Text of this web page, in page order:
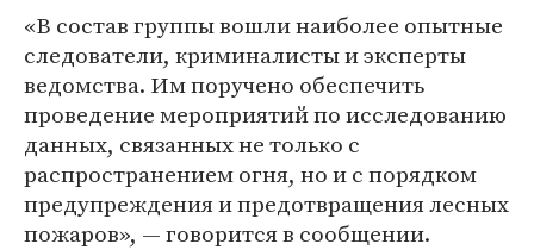
«В состав группы вошли наиболее опытные
следователи, криминалисты и эксперты
ведомства. Им поручено обеспечить
проведение мероприятий по исследованию
данных, связанных не только с
распространением огня, но и с порядком
предупреждения и предотвращения лесных
пожаров», — говорится в сообщении.